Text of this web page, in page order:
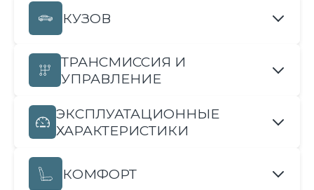
КУЗОВ
ТРАНСМИССИЯ И
УПРАВЛЕНИЕ
ЭКСПЛУАТАЦИОННЫЕ
ХАРАКТЕРИСТИКИ
КОМФОРТ